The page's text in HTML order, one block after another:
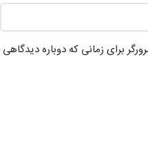
برای زمانی که دوباره دیدگاهی